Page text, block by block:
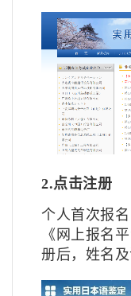
2.点击注册
个人首次报
《网上报名
册后，姓名